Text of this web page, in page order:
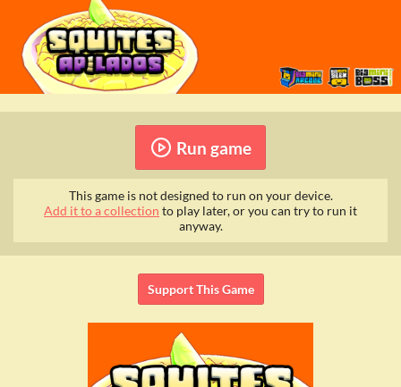
Run game
This game is not designed to run on your device.
Add it to a collection to play later, or you can try to run it
anyway.
Support This Game